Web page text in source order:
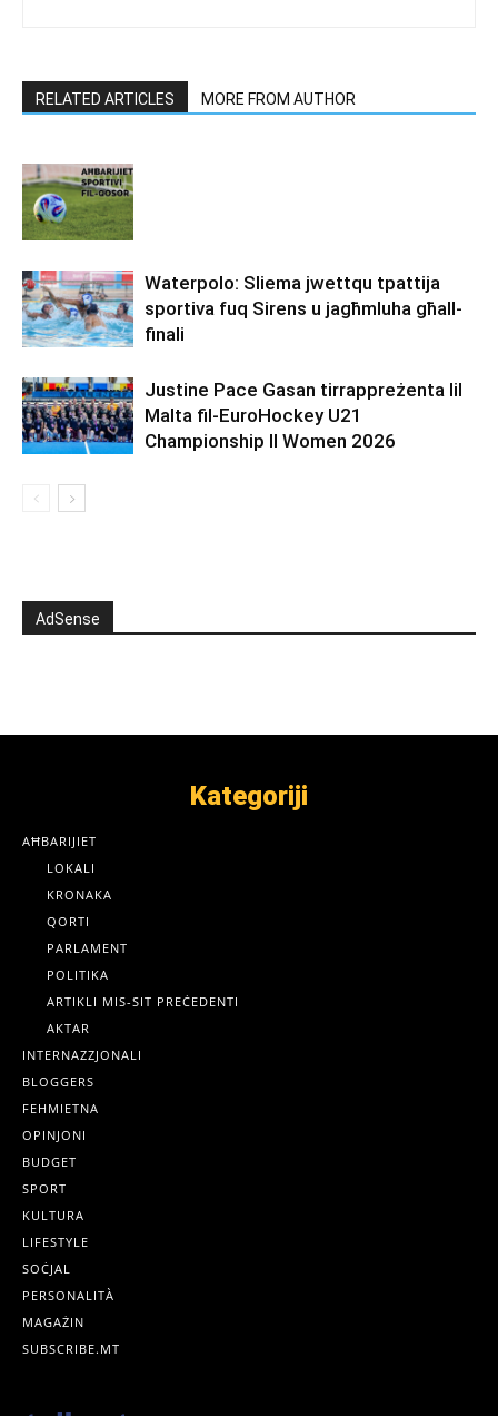
RELATED ARTICLES MORE FROM AUTHOR
Waterpolo: Sliema jwettqu tpattija
sportiva fuq Sirens u jagħmluha għall-
finali
Justine Pace Gasan tirrappreżenta lil
Malta fil-EuroHockey U21
Championship II Women 2026
AdSense
Kategoriji
AĦBARIJIET
LOKALI
KRONAKA
QORTI
PARLAMENT
POLITIKA
ARTIKLI MIS-SIT PREĊEDENTI
AKTAR
INTERNAZZJONALI
BLOGGERS
FEHMIETNA
OPINJONI
BUDGET
SPORT
KULTURA
LIFESTYLE
SOĊJAL
PERSONALITÀ
MAGAŻIN
SUBSCRIBE.MT